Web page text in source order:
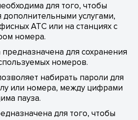
для того, чтобы
дополнительными услугами,
АТС или на станциях с
номера.
для сохранения
номеров.
набирать пароли для
или номера, между цифрами
пауза.
для того, чтобы